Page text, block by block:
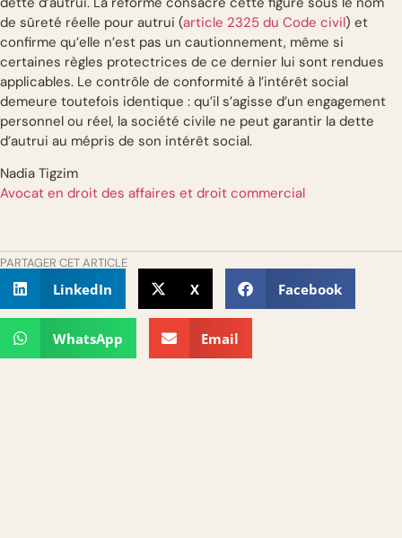
de sûreté réelle pour autrui (article 2325 du Code civil) et
confirme qu’elle n’est pas un cautionnement, même si
certaines règles protectrices de ce dernier lui sont rendues
applicables. Le contrôle de conformité à l’intérêt social
demeure toutefois identique : qu’il s’agisse d’un engagement
personnel ou réel, la société civile ne peut garantir la dette
d’autrui au mépris de son intérêt social.
Nadia Tigzim
Avocat en droit des affaires et droit commercial
PARTAGER CET ARTICLE
LinkedIn X Facebook
WhatsApp Email